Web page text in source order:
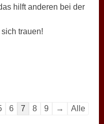
hilft anderen bei der
trauen!
6 7 8 9 →
Alle